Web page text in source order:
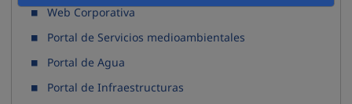
Web Corporativa
Portal de Servicios medioambientales
Portal de Agua
Portal de Infraestructuras